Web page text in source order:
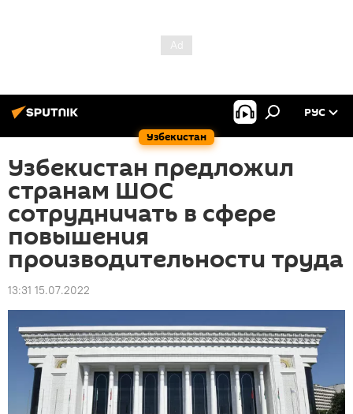
Узбекистан
РУС
Узбекистан предложил
странам ШОС
сотрудничать в сфере
повышения
производительности труда
13:31 15.07.2022